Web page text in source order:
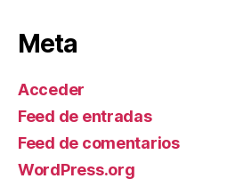
Meta
Acceder
Feed de entradas
Feed de comentarios
WordPress.org